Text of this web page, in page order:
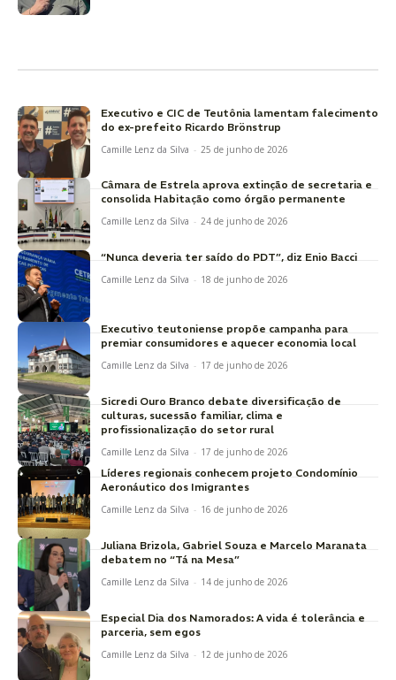
Executivo e CIC de Teutônia lamentam falecimento
do ex-prefeito Ricardo Brönstrup
Camille Lenz da Silva - 25 de junho de 2026
Câmara de Estrela aprova extinção de secretaria e
consolida Habitação como órgão permanente
Camille Lenz da Silva - 24 de junho de 2026
“Nunca deveria ter saído do PDT”, diz Enio Bacci
Camille Lenz da Silva - 18 de junho de 2026
Executivo teutoniense propõe campanha para
premiar consumidores e aquecer economia local
Camille Lenz da Silva - 17 de junho de 2026
Sicredi Ouro Branco debate diversificação de
culturas, sucessão familiar, clima e
profissionalização do setor rural
Camille Lenz da Silva - 17 de junho de 2026
Líderes regionais conhecem projeto Condomínio
Aeronáutico dos Imigrantes
Camille Lenz da Silva - 16 de junho de 2026
Juliana Brizola, Gabriel Souza e Marcelo Maranata
debatem no “Tá na Mesa”
Camille Lenz da Silva - 14 de junho de 2026
Especial Dia dos Namorados: A vida é tolerância e
parceria, sem egos
Camille Lenz da Silva - 12 de junho de 2026